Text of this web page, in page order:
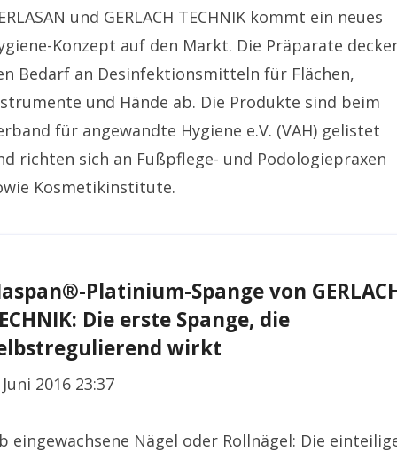
und GERLACH TECHNIK kommt ein neues
Konzept auf den Markt. Die Präparate
Bedarf an Desinfektionsmitteln für Flächen,
und Hände ab. Die Produkte sind beim
für angewandte Hygiene e.V. (VAH) gelistet
richten sich an Fußpflege- und Podologiepraxen
Kosmetikinstitute.
Platinium-Spange von
Die erste Spange, die
wirkt
2016 23:37
eingewachsene Nägel oder Rollnägel: Die